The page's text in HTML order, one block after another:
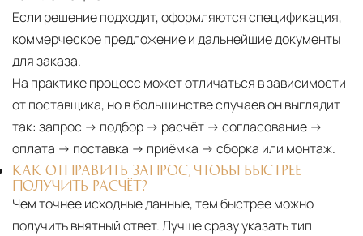
Если решение подходит, оформляются спецификация,
коммерческое предложение и дальнейшие документы
для заказа.
На практике процесс может отличаться в зависимости
от поставщика, но в большинстве случаев он выглядит
так: запрос → подбор → расчёт → согласование →
оплата → поставка → приёмка → сборка или монтаж.
КАК ОТПРАВИТЬ ЗАПРОС, ЧТОБЫ БЫСТРЕЕ
ПОЛУЧИТЬ РАСЧЁТ?
Чем точнее исходные данные, тем быстрее можно
получить внятный ответ. Лучше сразу указать тип